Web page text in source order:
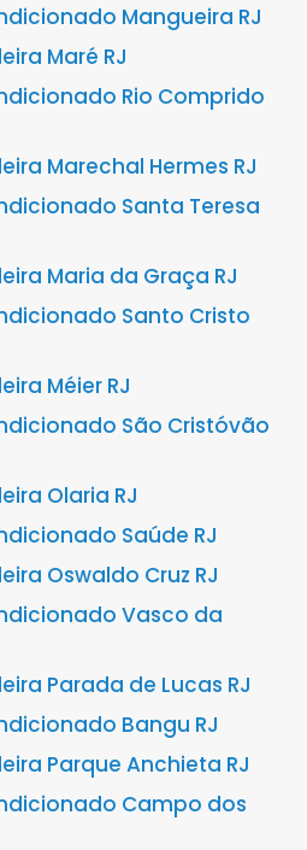
Mangueira RJ
Maré RJ
Rio Comprido
Marechal Hermes RJ
Santa Teresa
Maria da Graça RJ
Santo Cristo
Méier RJ
São Cristóvão
Olaria RJ
Saúde RJ
Oswaldo Cruz RJ
Vasco da
Parada de Lucas RJ
Bangu RJ
Parque Anchieta RJ
Campo dos